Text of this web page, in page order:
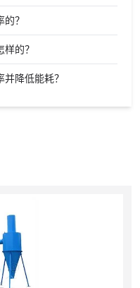
？
的？
降低能耗？